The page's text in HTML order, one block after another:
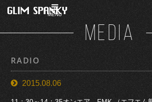
MENU
MEDIA
RADIO
2015.08.06